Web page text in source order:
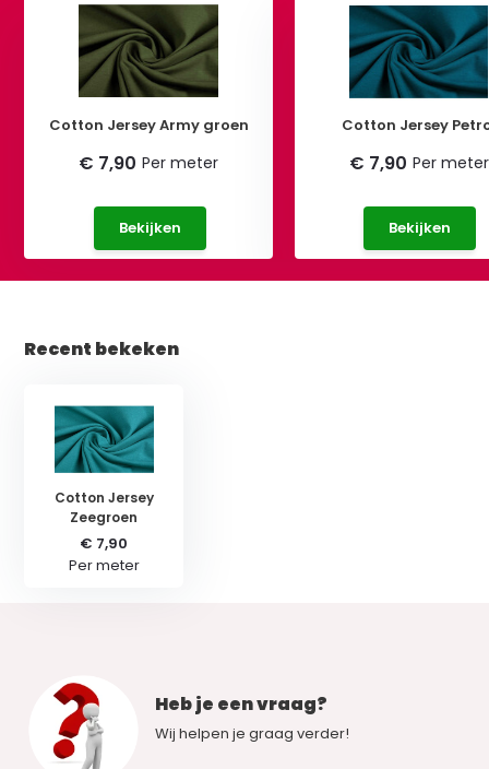
Cotton Jersey Army groen
€ 7,90 Per meter
Bekijken
Cotton Jersey
€ 7,90 Per meter
Bekijken
Recent bekeken
Cotton Jersey
Zeegroen
€ 7,90
Per meter
Heb je een vraag?
Wij helpen je graag verder!